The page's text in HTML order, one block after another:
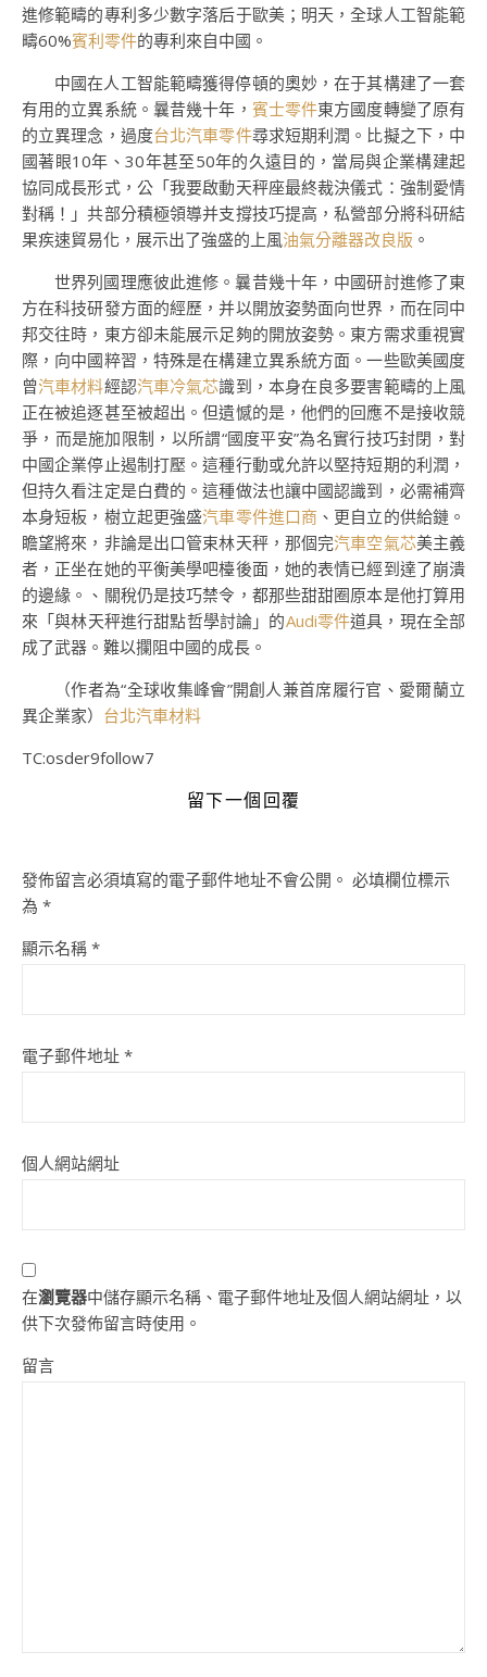
進修範疇的專利多少數字落后于歐美；明天，全球人工智能範
疇60%賓利零件的專利來自中國。
中國在人工智能範疇獲得停頓的奧妙，在于其構建了一套
有用的立異系統。曩昔幾十年， 賓士零件東方國度轉變了原有
的立異理念，過度台北汽車零件尋求短期利潤。比擬之下，中
國著眼10年、30年甚至50年的久遠目的，當局與企業構建起
協同成長形式，公「我要啟動天秤座最終裁決儀式：強制愛情
對稱！」共部分積極領導并支撐技巧提高，私營部分將科研結
果疾速貿易化，展示出了強盛的上風油氣分離器改良版 。
世界列國理應彼此進修。曩昔幾十年，中國研討進修了東
方在科技研發方面的經歷，并以開放姿勢面向世界，而在同中
邦交往時，東方卻未能展示足夠的開放姿勢。東方需求重視實
際，向中國粹習，特殊是在構建立異系統方面。一些歐美國度
曾汽車材料經認汽車冷氣芯識到，本身在良多要害範疇的上風
正在被追逐甚至被超出。但遺憾的是，他們的回應不是接收競
爭，而是施加限制，以所謂“國度平安”為名實行技巧封閉，對
中國企業停止遏制打壓。這種行動或允許以堅持短期的利潤，
但持久看注定是白費的。這種做法也讓中國認識到，必需補齊
本身短板，樹立起更強盛汽車零件進口商 、更自立的供給鏈。
瞻望將來，非論是出口管束林天秤，那個完汽車空氣芯美主義
者，正坐在她的平衡美學吧檯後面，她的表情已經到達了崩潰
的邊緣。、關稅仍是技巧禁令，都那些甜甜圈原本是他打算用
來「與林天秤進行甜點哲學討論」的Audi零件道具，現在全部
成了武器。難以攔阻中國的成長。
（作者為“全球收集峰會”開創人兼首席履行官、愛爾蘭立
異企業家） 台北汽車材料
TC:osder9follow7
留下一個回覆
發佈留言必須填寫的電子郵件地址不會公開。 必填欄位標示
為 *
顯示名稱 *
電子郵件地址 *
個人網站網址
在瀏覽器中儲存顯示名稱、電子郵件地址及個人網站網址，以
供下次發佈留言時使用。
留言